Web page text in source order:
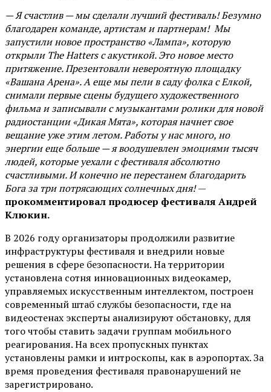
— Я счастлив — мы сделали лучший фестиваль! Безумно
благодарен команде, артистам и партнерам! Мы
запустили новое пространство «Лампа», которую
открыли The Hatters с акустикой. Это новое место
притяжение. Презентовали невероятную площадку
«Вашана Арена». А еще мы пели в саду фолка с Елкой,
снимали первые сцены будущего художественного
фильма и записывали с музыкантами ролики для новой
радиостанции «Дикая Мята», которая начнет свое
вещание уже этим летом. Работы у нас много, но
энергии еще больше — я воодушевлен эмоциями тысяч
людей, которые уехали с фестиваля абсолютно
счастливыми. И конечно не перестанем благодарить
Бога за три потрясающих солнечных дня!—
прокомментировал продюсер фестиваля Андрей
Клюкин.
В 2026 году организаторы продолжили развитие
инфраструктуры фестиваля и внедрили новые
решения в сфере безопасности. На территории
установлена сотня инновационных видеокамер,
управляемых искусственным интеллектом, построен
современный штаб службы безопасности, где на
видеостенах эксперты анализируют обстановку, для
того чтобы ставить задачи группам мобильного
реагирования. На всех пропускных пунктах
установлены рамки и интроскопы, как в аэропортах. За
время проведения фестиваля правонарушений не
зарегистрировано.